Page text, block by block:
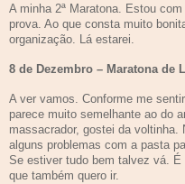
A minha 2ª Maratona. Estou
prova. Ao que consta muito
organização. Lá estarei.
8 de Dezembro – Maratona de
A ver vamos. Conforme me
parece muito semelhante ao do
massacrador, gostei da voltinha.
alguns problemas com a pasta
Se estiver tudo bem talvez vá. É
que também quero ir.